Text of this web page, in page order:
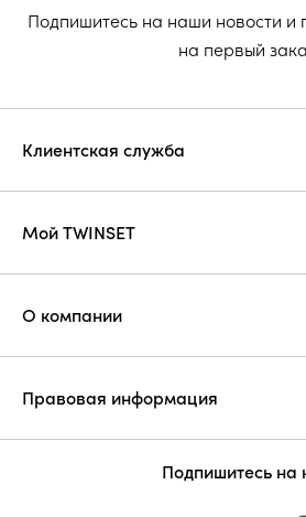
Подпишитесь на наши новости и
на первый
Клиентская служба
Мой TWINSET
О компании
Правовая информация
Подпишитесь на